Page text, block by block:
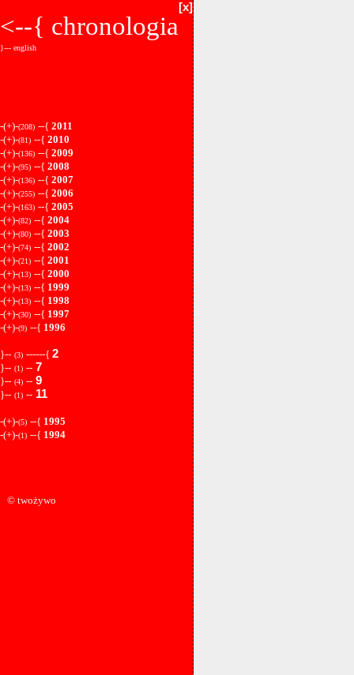
[x]
<--{ chronologia
}--- english
-(+)-(208) --{ 2011
-(+)-(81) --{ 2010
-(+)-(136) --{ 2009
-(+)-(95) --{ 2008
-(+)-(136) --{ 2007
-(+)-(255) --{ 2006
-(+)-(163) --{ 2005
-(+)-(82) --{ 2004
-(+)-(80) --{ 2003
-(+)-(74) --{ 2002
-(+)-(21) --{ 2001
-(+)-(13) --{ 2000
-(+)-(13) --{ 1999
-(+)-(13) --{ 1998
-(+)-(30) --{ 1997
-(+)-(9) --{ 1996
}-- (3) ------{ 2
}-- (1) -- 7
}-- (4) -- 9
}-- (1) -- 11
-(+)-(5) --{ 1995
-(+)-(1) --{ 1994
© twożywo